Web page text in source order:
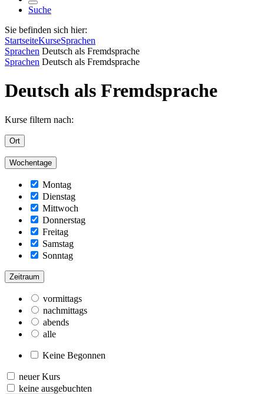
Suche
Sie befinden sich hier:
StartseiteKurseSprachen
Sprachen Deutsch als Fremdsprache
Sprachen Deutsch als Fremdsprache
Deutsch als Fremdsprache
Kurse filtern nach:
Ort
Wochentage
Montag
Dienstag
Mittwoch
Donnerstag
Freitag
Samstag
Sonntag
Zeitraum
vormittags
nachmittags
abends
alle
Keine Begonnen
neuer Kurs
keine ausgebuchten